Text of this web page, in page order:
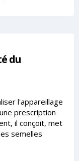
du
l'appareillage
prescription
il conçoit, met
semelles